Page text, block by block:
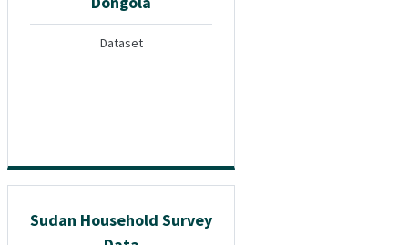
Dataset
Sudan Household Survey